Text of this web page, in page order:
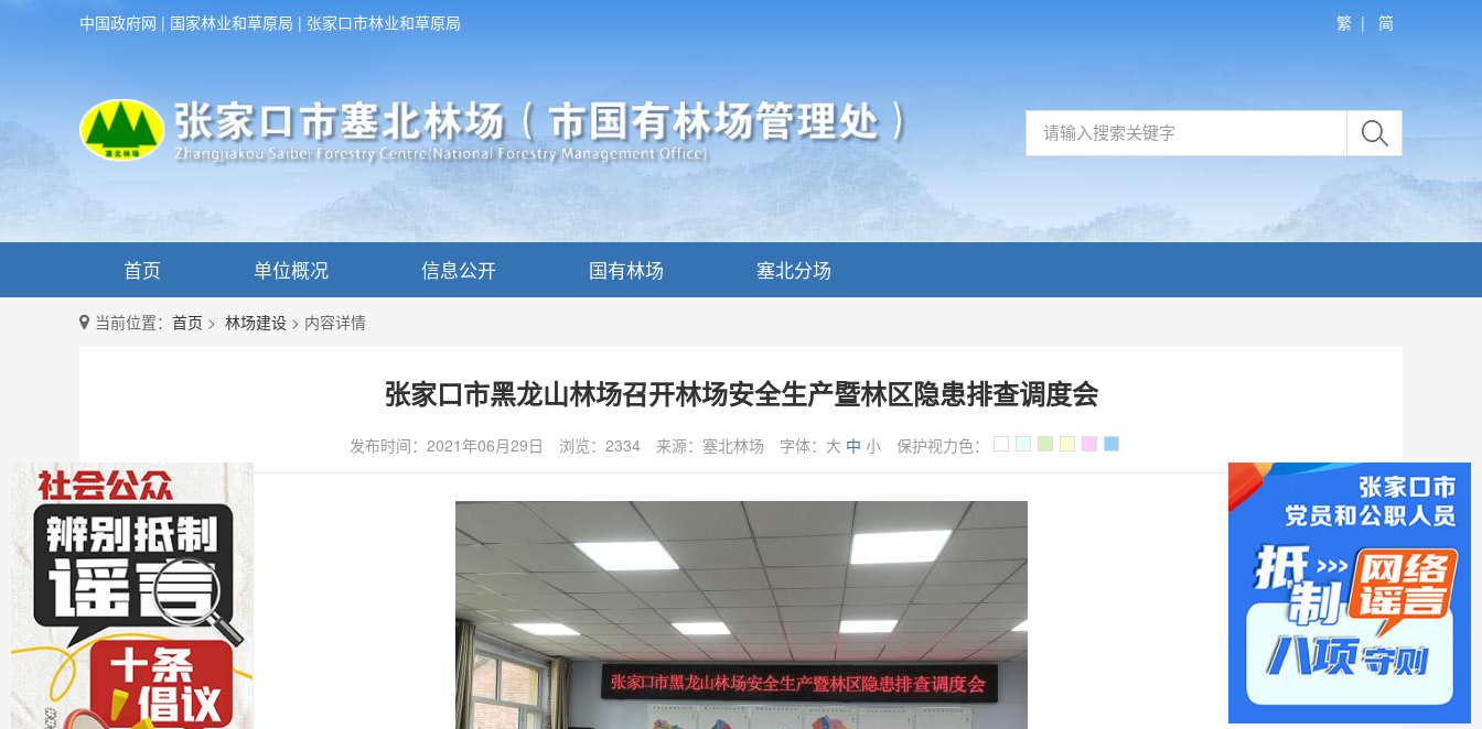
中国政府网 | 国家林业和草原局 | 张家口市林业和草原局 繁 | 简
首页 单位概况 信息公开 国有林场 塞北分场
当前位置： 首页 > 林场建设 > 内容详情
张家口市黑龙山林场召开林场安全生产暨林区隐患排查调度会
发布时间：2021年06月29日 浏览：2334 来源：塞北林场 字体： 大 中 小 保护视力色：